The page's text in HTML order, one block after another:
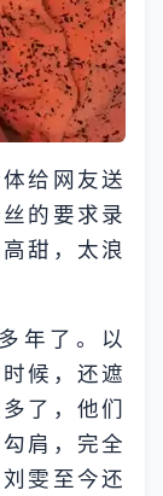
给网友送
的要求录
甜，太浪
年了。以
候，还遮
了，他们
肩，完全
雯至今还